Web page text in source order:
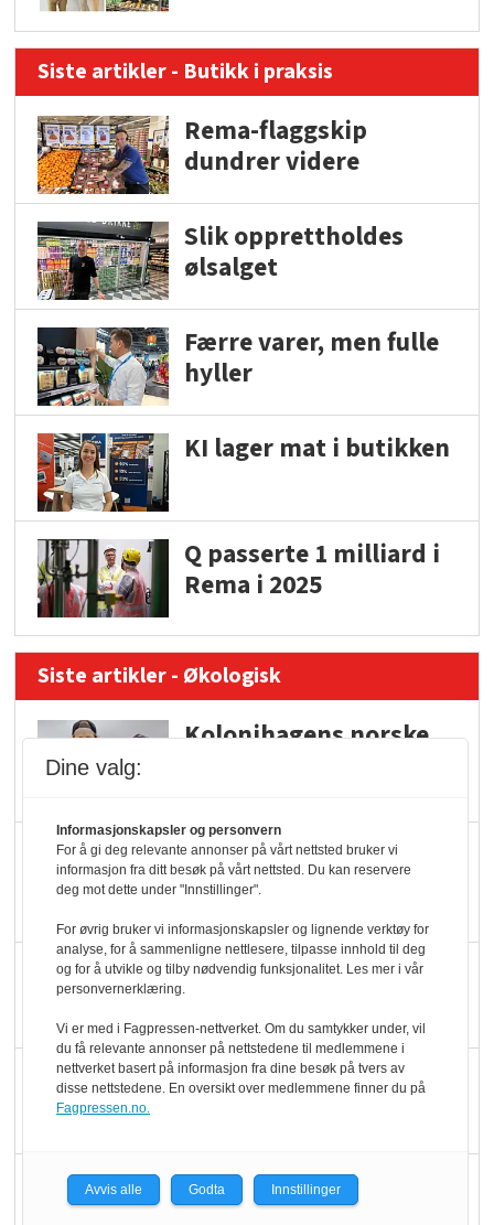
Siste artikler - Butikk i praksis
Rema-flaggskip
dundrer videre
Slik opprettholdes
ølsalget
Færre varer, men fulle
hyller
KI lager mat i butikken
Q passerte 1 milliard i
Rema i 2025
Siste artikler - Økologisk
Kolonihagens norske
Marit Kolby vant
Økologisk Norge sin
hederspris
Blir enklere å velge
økologisk i butikkhylla
Kolonihagen sliter
Rapport: Økokundene
Dine valg:
Informasjonskapsler og personvern
For å gi deg relevante annonser på vårt nettsted bruker vi
informasjon fra ditt besøk på vårt nettsted. Du kan reservere
deg mot dette under "Innstillinger".
For øvrig bruker vi informasjonskapsler og lignende verktøy for
analyse, for å sammenligne nettlesere, tilpasse innhold til deg
og for å utvikle og tilby nødvendig funksjonalitet. Les mer i vår
personvernerklæring.
Vi er med i Fagpressen-nettverket. Om du samtykker under, vil
du få relevante annonser på nettstedene til medlemmene i
nettverket basert på informasjon fra dine besøk på tvers av
disse nettstedene. En oversikt over medlemmene finner du på
Fagpressen.no.
Avvis alle Godta Innstillinger